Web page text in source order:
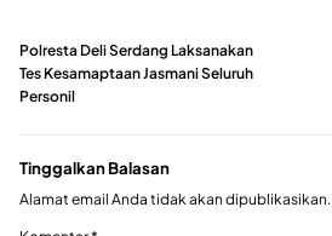
Polresta Deli Serdang Laksanakan
Tes Kesamaptaan Jasmani Seluruh
Personil
Tinggalkan Balasan
Alamat email Anda tidak akan dipublikasikan.